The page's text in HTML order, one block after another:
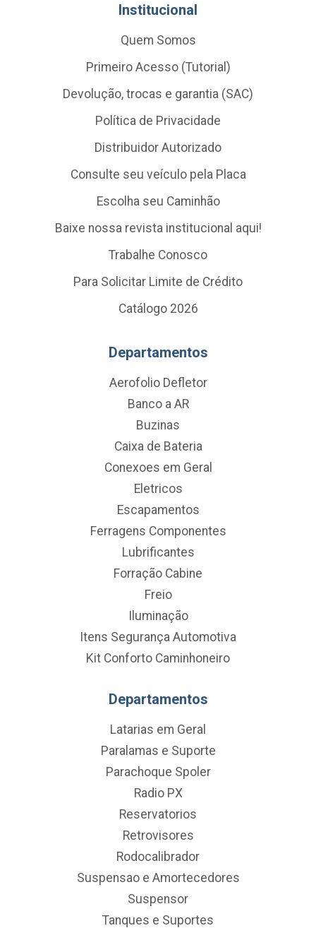
Institucional
Quem Somos
Primeiro Acesso (Tutorial)
Devolução, trocas e garantia (SAC)
Política de Privacidade
Distribuidor Autorizado
Consulte seu veículo pela Placa
Escolha seu Caminhão
Baixe nossa revista institucional aqui!
Trabalhe Conosco
Para Solicitar Limite de Crédito
Catálogo 2026
Departamentos
Aerofolio Defletor
Banco a AR
Buzinas
Caixa de Bateria
Conexoes em Geral
Eletricos
Escapamentos
Ferragens Componentes
Lubrificantes
Forração Cabine
Freio
Iluminação
Itens Segurança Automotiva
Kit Conforto Caminhoneiro
Departamentos
Latarias em Geral
Paralamas e Suporte
Parachoque Spoler
Radio PX
Reservatorios
Retrovisores
Rodocalibrador
Suspensao e Amortecedores
Suspensor
Tanques e Suportes